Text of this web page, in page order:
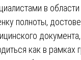
в
полноты,
как в рамках